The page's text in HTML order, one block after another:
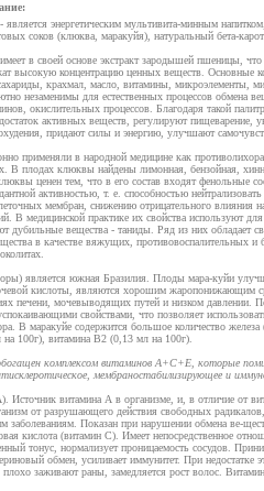
энергетическим мультивита-минным
соков (клюква, маракуйя), натуральный бета-
в своей основе экстракт зародышей пшеницы, что
высокую концентрацию ценных веществ. Основные
крахмал, масло, витамины, микроэлементы,
незаменимы для естественных процессов обмена
окислительных процессов. Благодаря такой
активных веществ, регулируют пищеварение,
придают силы и энергию, улучшают
применяли в народной медицине как
В плодах клюквы найдены лимонная, бензойная,
ценен тем, что в его состав входят фенольные
активностью, т. е. способностью
мембран, снижению отрицательного влияния
В медицинской практике их свойства используют
дубильные вещества - таниды. Ряд из них обладает
в качестве вяжущих, противовоспалительных и
является южная Бразилия. Плоды мара-куйи
кислоты, являются хорошим жаропонижающим
печени, мочевыводящих путей и низком давлении.
свойствами, что позволяет
В маракуйе содержится большое количество
100г), витамина В2 (0,13 мл на 100г).
комплексом витаминов А+С+Е, которые
мембраностабилизирующее и
Источник витамина А в организме, и, в отличие от
от разрушающего действия свободных
заболеваниям. Показан при нарушении обмена ве-
кислота (витамин С). Имеет непосредственное
тонус, нормализует проницаемость сосудов.
обмен, усиливает иммунитет. При недостатке
заживают раны, замедляется рост волос.